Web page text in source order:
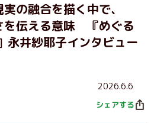
の融合を描く中で、
を伝える意味 『めぐる
永井紗耶子インタビュー
2026.6.6
シェアする